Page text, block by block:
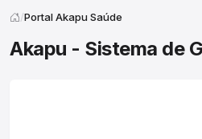
Portal Akapu Saúde
Akapu - Sistema de